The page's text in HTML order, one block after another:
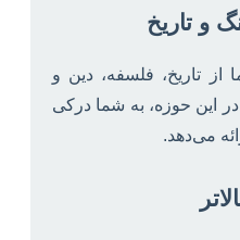
و تاریخ
از تاریخ، فلسفه، دین و
حوزه، به شما درکی
می‌دهد.